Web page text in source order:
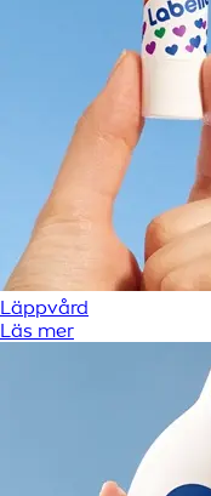
Läppvård
Läs mer